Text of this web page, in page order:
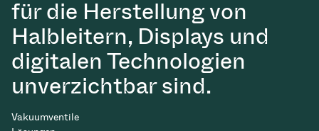
für die Herstellung von
Halbleitern, Displays und
digitalen Technologien
unverzichtbar sind.
Vakuumventile